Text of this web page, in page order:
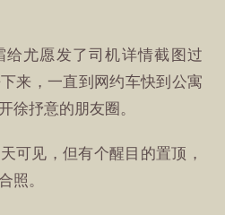
给尤愿发了司机详情截图过
来，一直到网约车快到公寓
徐抒意的朋友圈。
可见，但有个醒目的置顶，
照。